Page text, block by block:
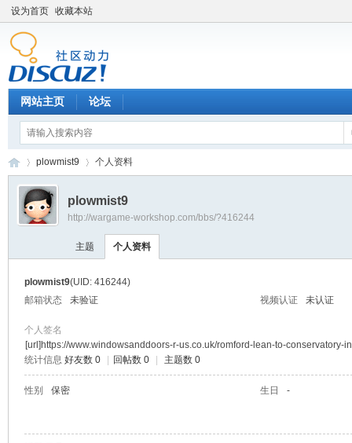
设为首页 收藏本站
网站主页 论坛
›
plowmist9 个人资料
plowmist9
http://wargame-workshop.com/bbs/?416244
主题 个人资料
plowmist9(UID: 416244)
邮箱状态
未验证 视频认证 未认证
个人签名
[url]https://www.windowsanddoors-r-us.co.uk/romford-lean-to-conservatory-
统计信息 好友数 0 回帖数 0 主题数 0
性别 保密 生日 -